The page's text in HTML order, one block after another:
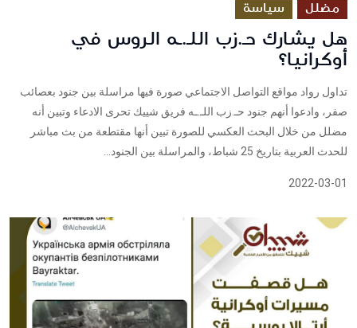
مضلل سياسة
هل يشارك حـ.زب اللـ.ـه الروس في
أوكرانيا؟
تداول رواد مواقع التواصل الاجتماعي صورة فيها مراسلة بين جنود بعصائب
صفر، وادعوا أنهم جنود حـ.زب اللـ.ـه فريق شييك تحرى الادعاء وتبين أنه
مضلل من خلال البحث العكسي للصورة تبين أنها مقتطعة من بث مباشر
للحدث العربية بتاريخ 25 شباط، والمراسلة بين الجنود...
2022-03-01